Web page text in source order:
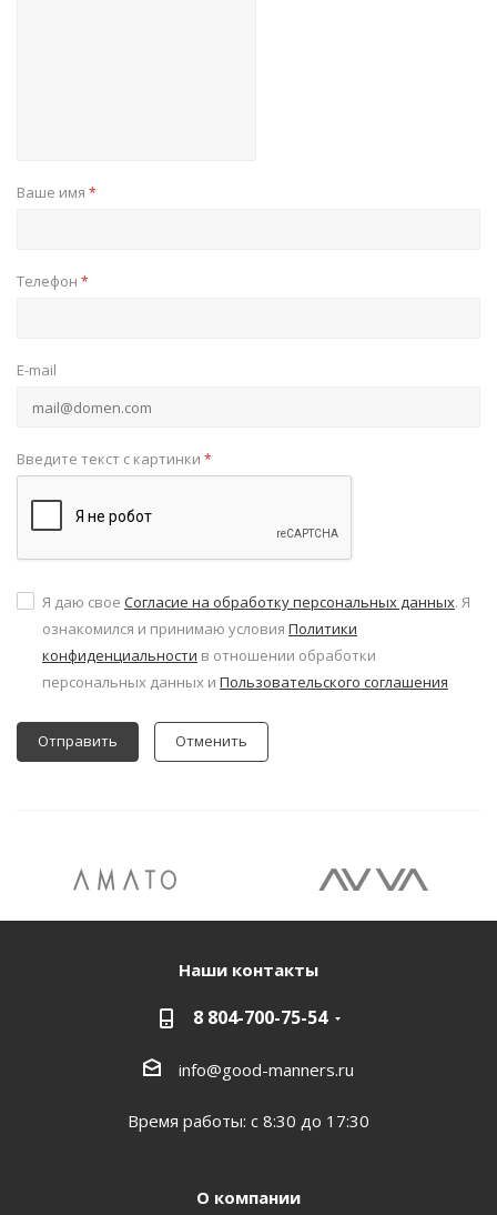
Ваше имя *
Телефон *
E-mail
Введите текст с картинки *
Я даю свое Согласие на обработку персональных данных. Я
ознакомился и принимаю условия Политики
конфиденциальности в отношении обработки
персональных данных и Пользовательского соглашения
Отменить
Наши контакты
8 804-700-75-54
info@good-manners.ru
Время работы: с 8:30 до 17:30
О компании